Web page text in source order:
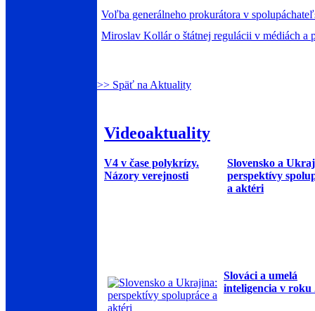
Voľba generálneho prokurátora v
Miroslav Kollár o štátnej regulácii v médiách a
>> Späť na Aktuality
Videoaktuality
V4 v čase polykrízy.
Názory verejnosti
Slovensko a
perspektívy
a aktéri
Slováci a umelá
inteligencia v roku